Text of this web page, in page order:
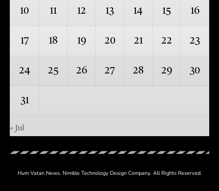
10 11 12 13 14 15 16
17 18 19 20 21 22 23
24 25 26 27 28 29 30
31
« Jul
Hum Vatan News. Nimble TechnologyDesign Company. All Rights Reserved.